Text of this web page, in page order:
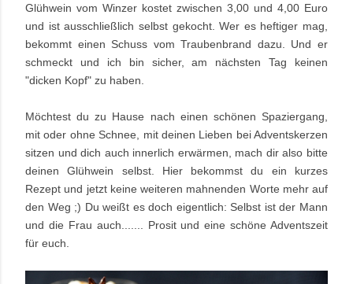
Glühwein vom Winzer kostet zwischen 3,00 und 4,00 Euro
und ist ausschließlich selbst gekocht. Wer es heftiger mag,
bekommt einen Schuss vom Traubenbrand dazu. Und er
schmeckt und ich bin sicher, am nächsten Tag keinen
"dicken Kopf" zu haben.
Möchtest du zu Hause nach einen schönen Spaziergang,
mit oder ohne Schnee, mit deinen Lieben bei Adventskerzen
sitzen und dich auch innerlich erwärmen, mach dir also bitte
deinen Glühwein selbst. Hier bekommst du ein kurzes
Rezept und jetzt keine weiteren mahnenden Worte mehr auf
den Weg ;) Du weißt es doch eigentlich: Selbst ist der Mann
und die Frau auch....... Prosit und eine schöne Adventszeit
für euch.